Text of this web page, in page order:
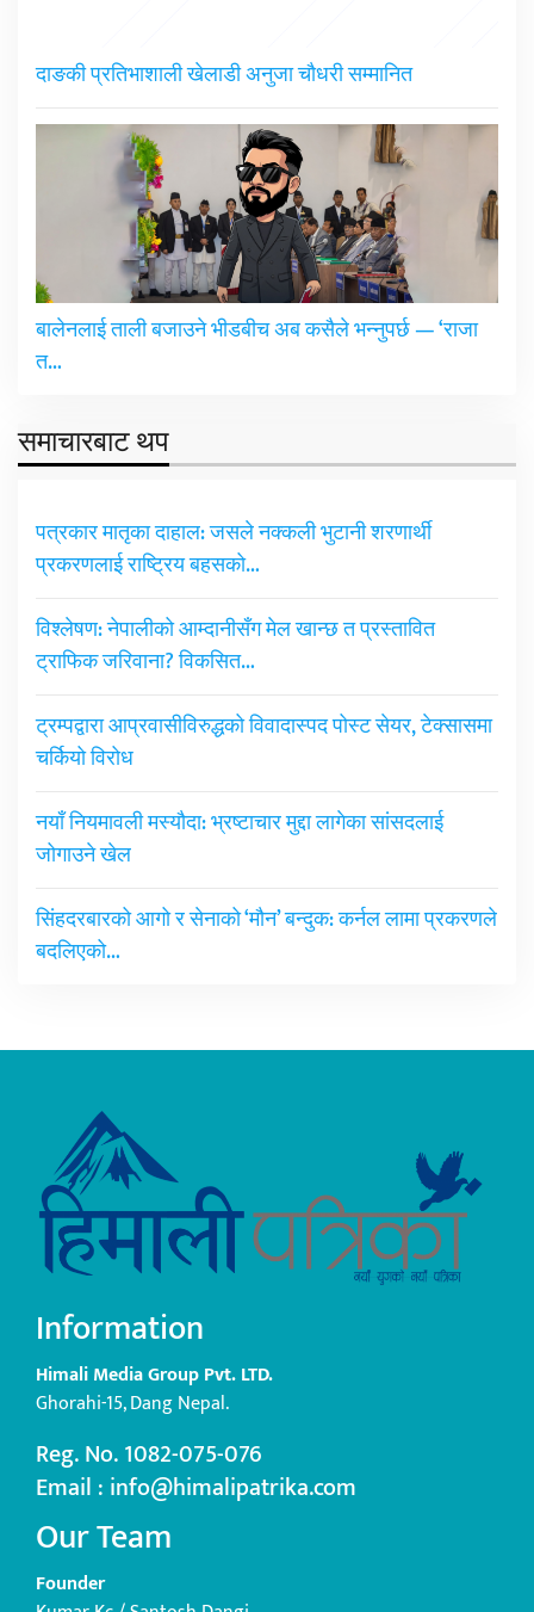
दाङकी प्रतिभाशाली खेलाडी अनुजा चौधरी सम्मानित
बालेनलाई ताली बजाउने भीडबीच अब कसैले भन्नुपर्छ — ‘राजा
त…
समाचारबाट थप
पत्रकार मातृका दाहाल: जसले नक्कली भुटानी शरणार्थी
प्रकरणलाई राष्ट्रिय बहसको…
विश्लेषण: नेपालीको आम्दानीसँग मेल खान्छ त प्रस्तावित
ट्राफिक जरिवाना? विकसित…
ट्रम्पद्वारा आप्रवासीविरुद्धको विवादास्पद पोस्ट सेयर, टेक्सासमा
चर्कियो विरोध
नयाँ नियमावली मस्यौदा: भ्रष्टाचार मुद्दा लागेका सांसदलाई
जोगाउने खेल
सिंहदरबारको आगो र सेनाको ‘मौन’ बन्दुक: कर्नल लामा प्रकरणले
बदलिएको…
Information
Himali Media Group Pvt. LTD.
Ghorahi-15, Dang Nepal.
Reg. No. 1082-075-076
Email : info@himalipatrika.com
Our Team
Founder